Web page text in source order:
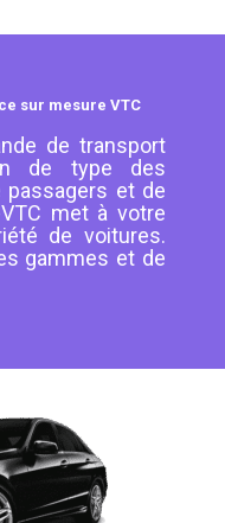
sur mesure VTC
de transport
de type des
passagers et de
met à votre
de voitures.
gammes et de